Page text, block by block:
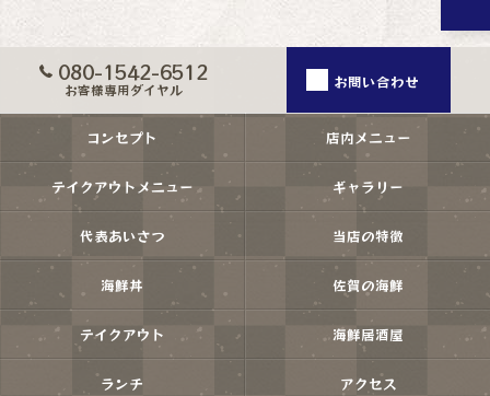
080-1542-6512
お客様専用ダイヤル お問い合わせ
コンセプト 店内メニュー
テイクアウトメニュー ギャラリー
代表あいさつ 当店の特徴
海鮮丼 佐賀の海鮮
テイクアウト 海鮮居酒屋
ランチ アクセス